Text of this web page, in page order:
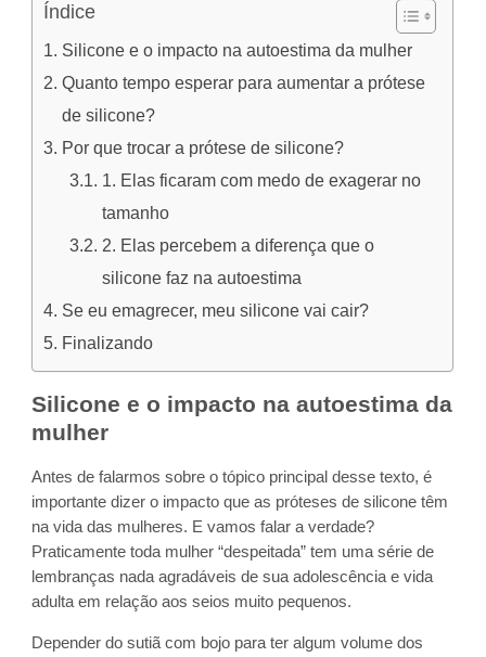
Índice
Silicone e o impacto na autoestima da mulher
Quanto tempo esperar para aumentar a prótese
de silicone?
Por que trocar a prótese de silicone?
1. Elas ficaram com medo de exagerar no
tamanho
2. Elas percebem a diferença que o
silicone faz na autoestima
Se eu emagrecer, meu silicone vai cair?
Finalizando
Silicone e o impacto na autoestima da
mulher
Antes de falarmos sobre o tópico principal desse texto, é
importante dizer o impacto que as próteses de silicone têm
na vida das mulheres. E vamos falar a verdade?
Praticamente toda mulher “despeitada” tem uma série de
lembranças nada agradáveis de sua adolescência e vida
adulta em relação aos seios muito pequenos.
Depender do sutiã com bojo para ter algum volume dos